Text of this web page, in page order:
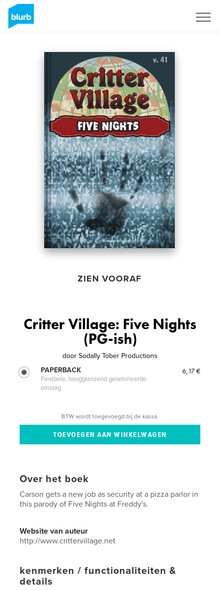
ZIEN VOORAF
Critter Village: Five Nights
(PG-ish)
door Sodally Tober Productions
PAPERBACK
Flexibele, hoogglanzend gelamineerde
omslag
6,17 €
BTW wordt toegevoegd bij de kassa.
Over het boek
Carson gets a new job as security at a pizza parlor in
this parody of Five Nights at Freddy's.
Website van auteur
http://www.crittervillage.net
kenmerken / functionaliteiten &
details